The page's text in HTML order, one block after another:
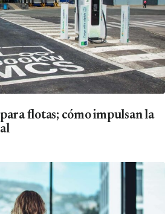
flotas; cómo impulsan la